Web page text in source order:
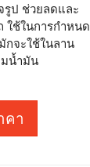
รูป ช่วยลดและ
ใช้ในการกำหนด
จะใช้ในลาน
น้ำมัน
คา